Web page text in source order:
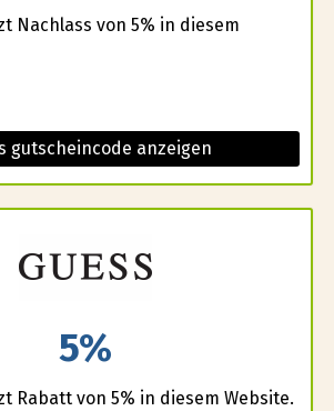
Nachlass von 5% in diesem
gutscheincode anzeigen
5%
Rabatt von 5% in diesem Website.